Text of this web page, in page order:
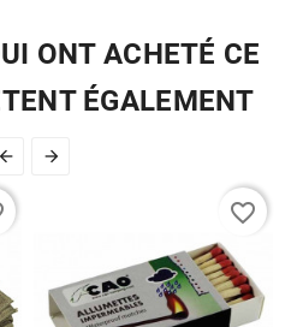
ONT ACHETÉ CE
ÉGALEMENT
 
favorite_border